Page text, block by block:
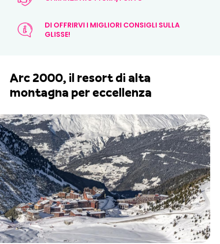
DI OFFRIRVI I MIGLIORI CONSIGLI SULLA
GLISSE!
Arc 2000, il resort di alta
montagna per eccellenza